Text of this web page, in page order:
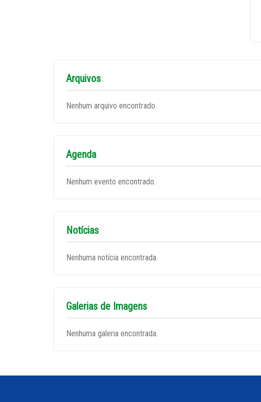
Arquivos
Nenhum arquivo encontrado.
Agenda
Nenhum evento encontrado.
Notícias
Nenhuma notícia encontrada.
Galerias de Imagens
Nenhuma galeria encontrada.